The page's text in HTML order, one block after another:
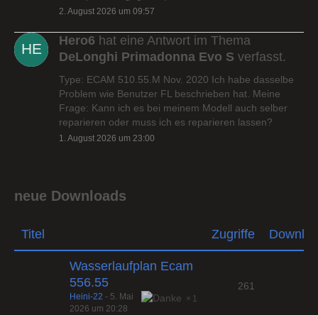
2. August 2026 um 09:57
Hero6 hat eine Antwort im Thema
DeLonghi Primadonna Evo S verfasst.
Type: ECAM 510.55.M Nov. 2020 Ich habe dasselbe
Problem wie Benutzer FL beschrieben hat. Meine
Frage: Kann ich es bei meinem Modell auch selber
reparieren oder muss ich es reparieren lassen?
1. August 2026 um 23:00
neue Downloads
Titel Zugriffe
Wasserlaufplan Ecam
556.55
1
Heini-22 - 5. Mai
2026 um 20:28
261